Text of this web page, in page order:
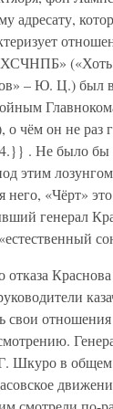
адресату,
– Ю. Ц.) был
чём он не раз
. Не было бы
этим
«Чёрт»
генерал
отказа
отношения
Шкуро в общем